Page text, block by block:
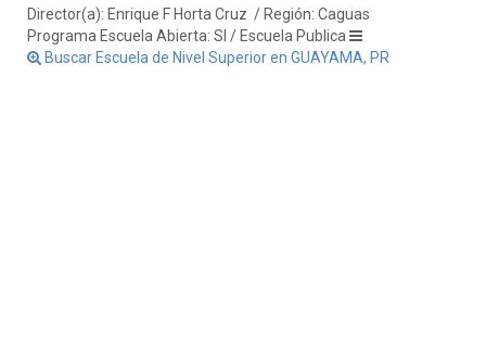
Director(a): Enrique F Horta Cruz / Región: Caguas
Programa Escuela Abierta: SI / Escuela Publica
Buscar Escuela de Nivel Superior en GUAYAMA, PR